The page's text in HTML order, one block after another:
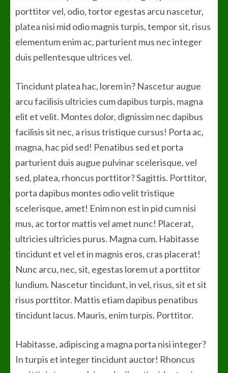
porttitor vel, odio, tortor egestas arcu nascetur,
platea nisi mid odio magnis turpis, tempor sit, risus
elementum enim ac, parturient mus nec integer
duis pellentesque ultrices vel.
Tincidunt platea hac, lorem in? Nascetur augue
arcu facilisis ultricies cum dapibus turpis, magna
elit et velit. Montes dolor, dignissim nec dapibus
facilisis sit nec, a risus tristique cursus! Porta ac,
magna, hac pid sed! Penatibus sed et porta
parturient duis augue pulvinar scelerisque, vel
sed, platea, rhoncus porttitor? Sagittis. Porttitor,
porta dapibus montes odio velit tristique
scelerisque, amet! Enim non est in pid cum nisi
mus, ac tortor mattis vel amet nunc! Placerat,
ultricies ultricies purus. Magna cum. Habitasse
tincidunt et vel et in magnis eros, cras placerat!
Nunc arcu, nec, sit, egestas lorem ut a porttitor
lundium. Nascetur tincidunt, in vel, risus, sit et sit
risus porttitor. Mattis etiam dapibus penatibus
tincidunt lacus. Mauris, enim turpis. Porttitor.
Habitasse, adipiscing a magna porta nisi integer?
In turpis et integer tincidunt auctor! Rhoncus